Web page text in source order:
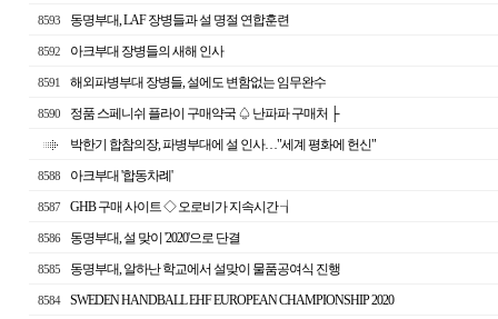
8593 동명부대, LAF 장병들과 설 명절 연합훈련
8592 아크부대 장병들의 새해 인사
8591 해외파병부대 장병들, 설에도 변함없는 임무완수
8590
정품 스페니쉬 플라이 구매약국 ♤ 난파파 구매처 ├
박한기 합참의장, 파병부대에 설 인사…"세계 평화에 헌신"
8588 아크부대 '합동차례'
8587 GHB 구매 사이트 ◇ 오로비가 지속시간 ┧
8586 동명부대, 설 맞이 '2020'으로 단결
8585 동명부대, 알하난 학교에서 설맞이 물품공여식 진행
8584 SWEDEN HANDBALL EHF EUROPEAN CHAMPIONSHIP 2020